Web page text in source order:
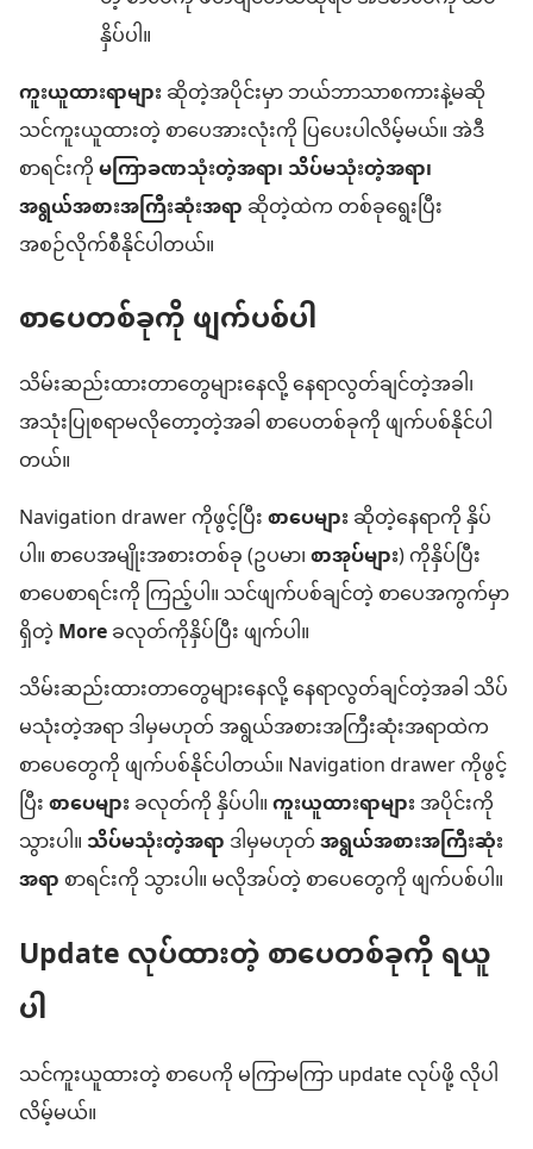
နှိပ်ပါ။
ကူးယူထားရာများဆိုတဲ့အပိုင်းမှာ ဘယ်ဘာသာစကားနဲ့မဆို
သင်ကူးယူထားတဲ့ စာပေအားလုံးကို ပြပေးပါလိမ့်မယ်။ အဲဒီ
စာရင်းကိုမကြာခဏသုံးတဲ့အရာ၊ သိပ်မသုံးတဲ့အရာ၊
အရွယ်အစားအကြီးဆုံးအရာဆိုတဲ့ထဲက တစ်ခုရွေးပြီး
အစဉ်လိုက်စီနိုင်ပါတယ်။
စာပေတစ်ခုကို ဖျက်ပစ်ပါ
သိမ်းဆည်းထားတာတွေများနေလို့ နေရာလွတ်ချင်တဲ့အခါ၊
အသုံးပြုစရာမလိုတော့တဲ့အခါ စာပေတစ်ခုကို ဖျက်ပစ်နိုင်ပါ
တယ်။
Navigation drawer ကိုဖွင့်ပြီးစာပေများဆိုတဲ့နေရာကို နှိပ်
ပါ။ စာပေအမျိုးအစားတစ်ခု (ဥပမာ၊စာအုပ်များ) ကိုနှိပ်ပြီး
စာပေစာရင်းကို ကြည့်ပါ။ သင်ဖျက်ပစ်ချင်တဲ့ စာပေအကွက်မှာ
ရှိတဲ့Moreခလုတ်ကိုနှိပ်ပြီး ဖျက်ပါ။
သိမ်းဆည်းထားတာတွေများနေလို့ နေရာလွတ်ချင်တဲ့အခါ သိပ်
မသုံးတဲ့အရာ ဒါမှမဟုတ် အရွယ်အစားအကြီးဆုံးအရာထဲက
စာပေတွေကို ဖျက်ပစ်နိုင်ပါတယ်။ Navigation drawer ကိုဖွင့်
ပြီးစာပေများခလုတ်ကို နှိပ်ပါ။ကူးယူထားရာများအပိုင်းကို
သွားပါ။သိပ်မသုံးတဲ့အရာဒါမှမဟုတ်အရွယ်အစားအကြီးဆုံး
အရာစာရင်းကို သွားပါ။ မလိုအပ်တဲ့ စာပေတွေကို ဖျက်ပစ်ပါ။
Update လုပ်ထားတဲ့ စာပေတစ်ခုကို ရယူ
ပါ
သင်ကူးယူထားတဲ့ စာပေကို မကြာမကြာ update လုပ်ဖို့ လိုပါ
လိမ့်မယ်။